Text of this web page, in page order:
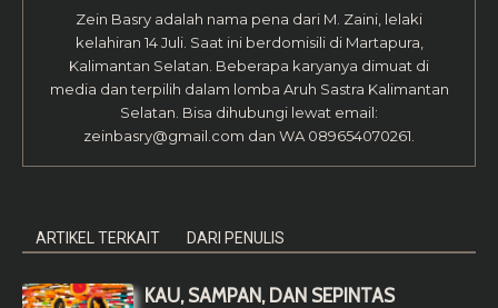
Zein Basry adalah nama pena dari M. Zaini, lelaki
kelahiran 14 Juli. Saat ini berdomisili di Martapura,
Kalimantan Selatan. Beberapa karyanya dimuat di
media dan terpilih dalam lomba Aruh Sastra Kalimantan
Selatan. Bisa dihubungi lewat email:
zeinbasry@gmail.com dan WA 089654070261.
ARTIKEL TERKAIT DARI PENULIS
KAU, SAMPAN, DAN SEPINTAS